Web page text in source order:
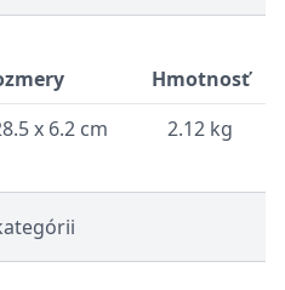
Hmotnosť
x 6.2 cm 2.12 kg